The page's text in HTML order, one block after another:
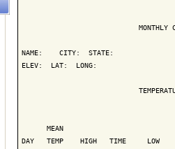
MONTHLY
NAME:    CITY:  STATE:
ELEV:  LAT:  LONG:
MEAN
DAY   TEMP    HIGH   TIME     LOW